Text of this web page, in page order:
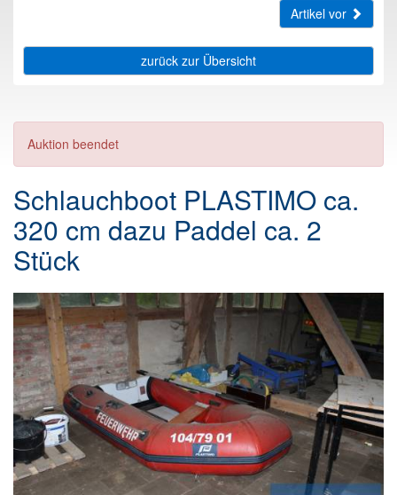
Artikel vor
zurück zur Übersicht
Auktion beendet
Schlauchboot PLASTIMO ca.
320 cm dazu Paddel ca. 2
Stück